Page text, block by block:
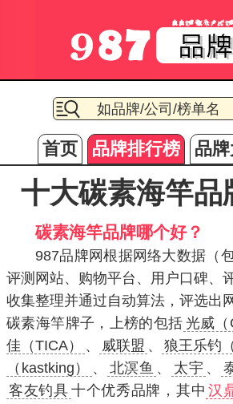
首页 品牌排行榜 品
十大碳素海竿品
碳素海竿品牌哪个好？
987品牌网根据网络大数据（
评测网站、购物平台、用户口碑、
收集整理并通过自动算法，评选出
碳素海竿牌子，上榜的包括 光威（
佳（TICA）
、 威联盟 、 狼王乐钓
（kastking）
、 北溟鱼 、 太宇 、
客友钓具 十个优秀品牌，其中 汉